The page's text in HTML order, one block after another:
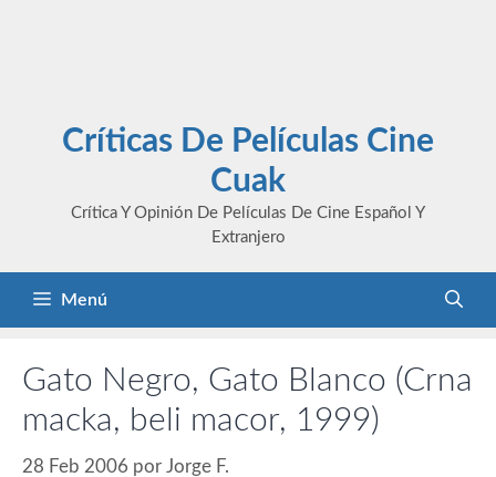
Críticas De Películas Cine
Cuak
Crítica Y Opinión De Películas De Cine Español Y
Extranjero
Menú
Gato Negro, Gato Blanco (Crna
macka, beli macor, 1999)
28 Feb 2006 por Jorge F.